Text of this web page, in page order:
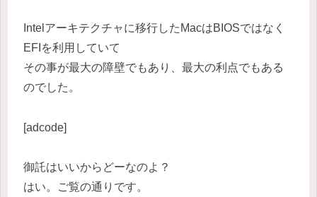
Intelアーキテクチャに移行したMacはBIOSではなく
EFIを利用していて
その事が最大の障壁でもあり、最大の利点でもある
のでした。
[adcode]
御託はいいからどーなのよ？
はい。ご覧の通りです。